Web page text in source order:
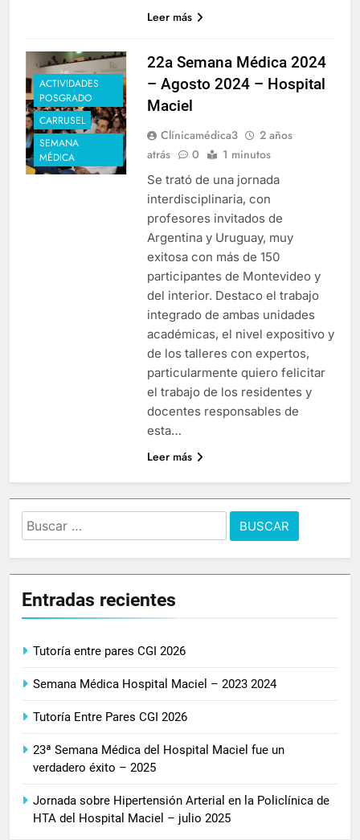
Leer más
ACTIVIDADES
POSGRADO
CARRUSEL
SEMANA
MÉDICA
22a Semana Médica 2024
– Agosto 2024 – Hospital
Maciel
Clínicamédica3
2 años
atrás
0 1 minutos
Se trató de una jornada
interdisciplinaria, con
profesores invitados de
Argentina y Uruguay, muy
exitosa con más de 150
participantes de Montevideo y
del interior. Destaco el trabajo
integrado de ambas unidades
académicas, el nivel expositivo y
de los talleres con expertos,
particularmente quiero felicitar
el trabajo de los residentes y
docentes responsables de
esta…
Leer más
Buscar:
Entradas recientes
Tutoría entre pares CGI 2026
Semana Médica Hospital Maciel – 2023 2024
Tutoría Entre Pares CGI 2026
23ª Semana Médica del Hospital Maciel fue un
verdadero éxito – 2025
Jornada sobre Hipertensión Arterial en la Policlínica de
HTA del Hospital Maciel – julio 2025